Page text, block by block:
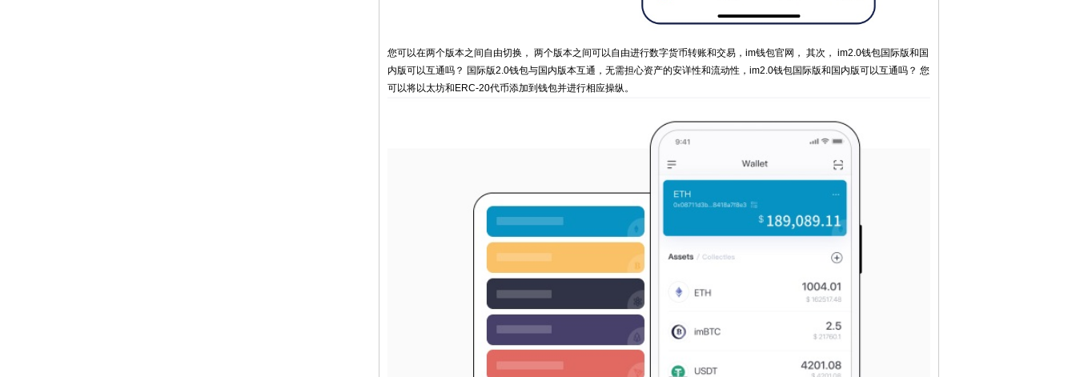
您可以在两个版本之间自由切换， 两个版本之间可以自由进行数字货币转账和交易，im钱包官网， 其次， im2.0钱包国际版和国
内版可以互通吗？ 国际版2.0钱包与国内版本互通，无需担心资产的安详性和流动性，im2.0钱包国际版和国内版可以互通吗？ 您
可以将以太坊和ERC-20代币添加到钱包并进行相应操纵。